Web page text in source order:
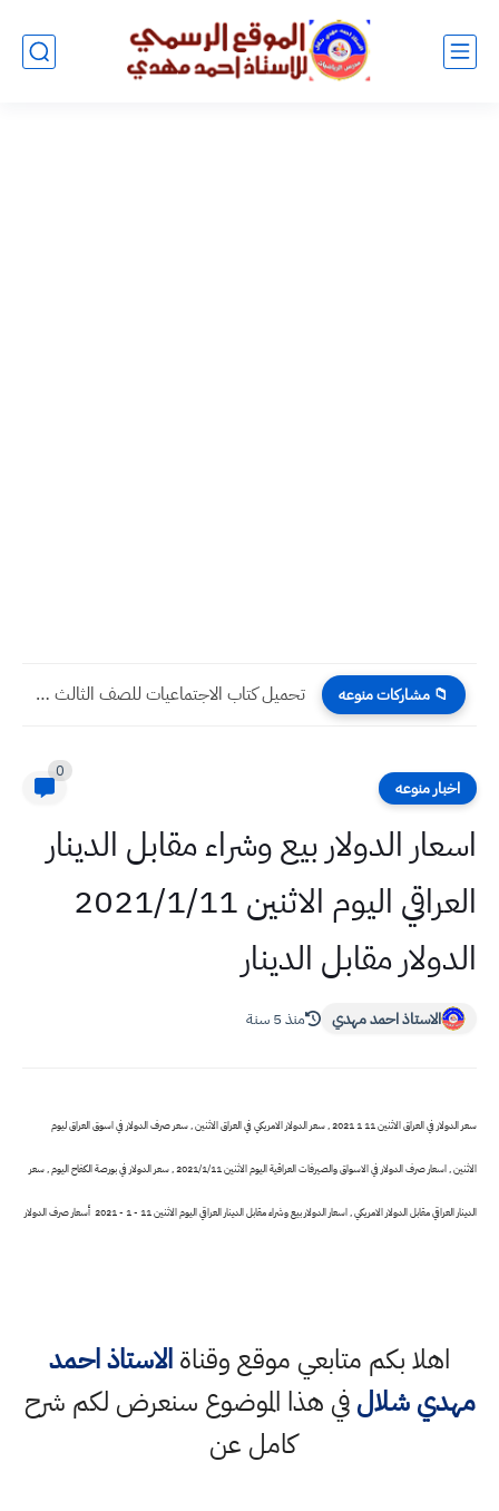
📁 مشاركات منوعه تحميل كتاب الاجتماعيات للصف الثالث المتوسط 2022 - 2023 pdf...
اخبار منوعه
0
اسعار الدولار بيع وشراء مقابل الدينار
العراقي اليوم الاثنين 2021/1/11
الدولار مقابل الدينار
الاستاذ احمد مهدي منذ 5 سنة
سعر الدولار في العراق الاثنين 11 1 2021 , سعر الدولار الامريكي في العراق الاثنين , سعر صرف الدولار في اسوق العراق ليوم
الاثنين , اسعار صرف الدولار في الاسواق والصيرفات العراقية اليوم الاثنين 2021/1/11 , سعر الدولار في بورصة الكفاح اليوم , سعر
الدينار العراقي مقابل الدولار الامريكي , اسعار الدولار بيع وشراء مقابل الدينار العراقي اليوم الاثنين 11 - 1 - 2021 أسعار صرف الدولار
اهلا بكم متابعي موقع وقناةالاستاذ احمد
مهدي شلالفي هذا الموضوع سنعرض لكم شرح
كامل عن